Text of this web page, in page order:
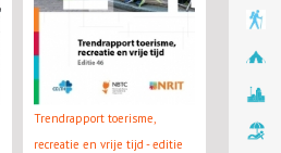
Trendrapport toerisme,
recreatie en vrije tijd - editie